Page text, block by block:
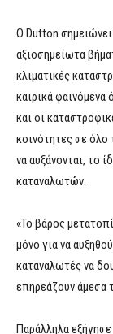
Ο Dutton σημειώνει
αξιοσημείωτα
κλιματικές
καιρικά φαινόμενα
και οι
κοινότητες σε όλο
να αυξάνονται, το
καταναλωτών.
«Το βάρος
μόνο για να
καταναλωτές να
επηρεάζουν άμεσα
Παράλληλα